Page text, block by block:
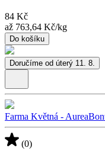
84 Kč
až 763,64 Kč/kg
Do košíku
Doručíme od úterý 11. 8.
Farma Květná -
(0)